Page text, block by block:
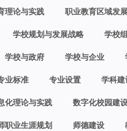
理论与实践 职业教育区域发
学校规划与发展战略 学校
学校与政府 学校与企业
业标准 专业设置 学科
化理论与实践 数字化校园建
职业生涯规划 师德建设